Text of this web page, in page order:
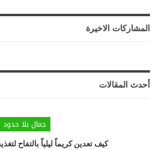
المشاركات الاخيرة
أحدث المقالات
جمال بلا حدود
كيف تعدين كريماً ليلياً بالتفاح